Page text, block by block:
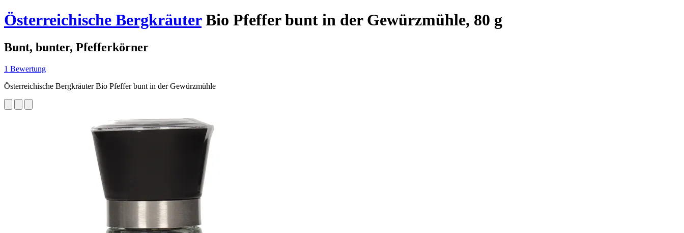
Österreichische BergkräuterBio Pfeffer bunt in der Gewürzmühle, 80 g
Bunt, bunter, Pfefferkörner
1 Bewertung
Österreichische Bergkräuter Bio Pfeffer bunt in der Gewürzmühle